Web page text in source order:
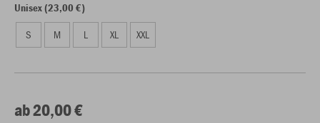
Unisex (23,00 €)
S M L XL XXL
ab 20,00 €